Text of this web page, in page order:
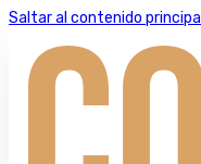
Saltar al contenido principal